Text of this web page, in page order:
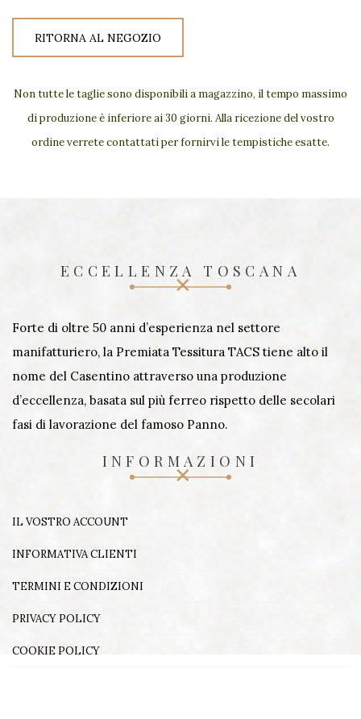
RITORNA AL NEGOZIO
Non tutte le taglie sono disponibili a magazzino, il tempo massimo
di produzione è inferiore ai 30 giorni. Alla ricezione del vostro
ordine verrete contattati per fornirvi le tempistiche esatte.
ECCELLENZA TOSCANA
Forte di oltre 50 anni d’esperienza nel settore
manifatturiero, la Premiata Tessitura TACS tiene alto il
nome del Casentino attraverso una produzione
d’eccellenza, basata sul più ferreo rispetto delle secolari
fasi di lavorazione del famoso Panno.
INFORMAZIONI
IL VOSTRO ACCOUNT
INFORMATIVA CLIENTI
TERMINI E CONDIZIONI
PRIVACY POLICY
COOKIE POLICY